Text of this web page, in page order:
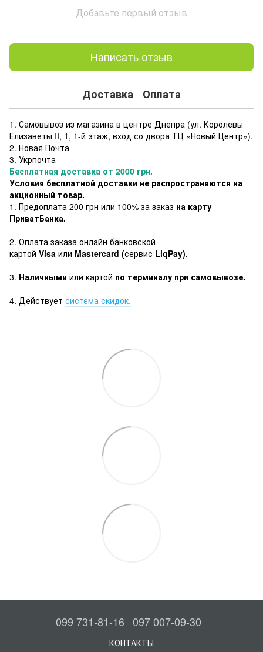
Добавьте первый отзыв
Написать отзыв
Доставка Оплата
1. Самовывоз из магазина в центре Днепра (ул. Королевы
Елизаветы II, 1, 1-й этаж, вход со двора ТЦ «Новый Центр»).
2. Новая Почта
3. Укрпочта
Бесплатная доставка от 2000 грн.
Условия бесплатной доставки не распространяются на
акционный товар.
1. Предоплата 200 грн или 100% за заказ на карту
ПриватБанка.
2. Оплата заказа онлайн банковской
картой Visa или Mastercard (сервис LiqPay).
3. Наличными или картой по терминалу при самовывозе.
4. Действует система скидок.
099 731-81-16 097 007-09-30
КОНТАКТЫ